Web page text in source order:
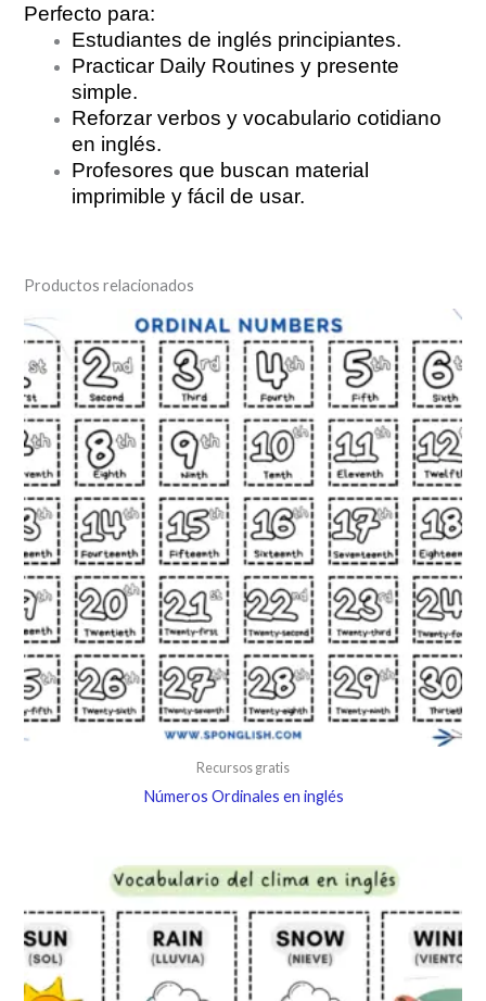
Perfecto para:
Estudiantes de inglés principiantes.
Practicar Daily Routines y presente
simple.
Reforzar verbos y vocabulario cotidiano
en inglés.
Profesores que buscan material
imprimible y fácil de usar.
Productos relacionados
Recursos gratis
Números Ordinales en inglés